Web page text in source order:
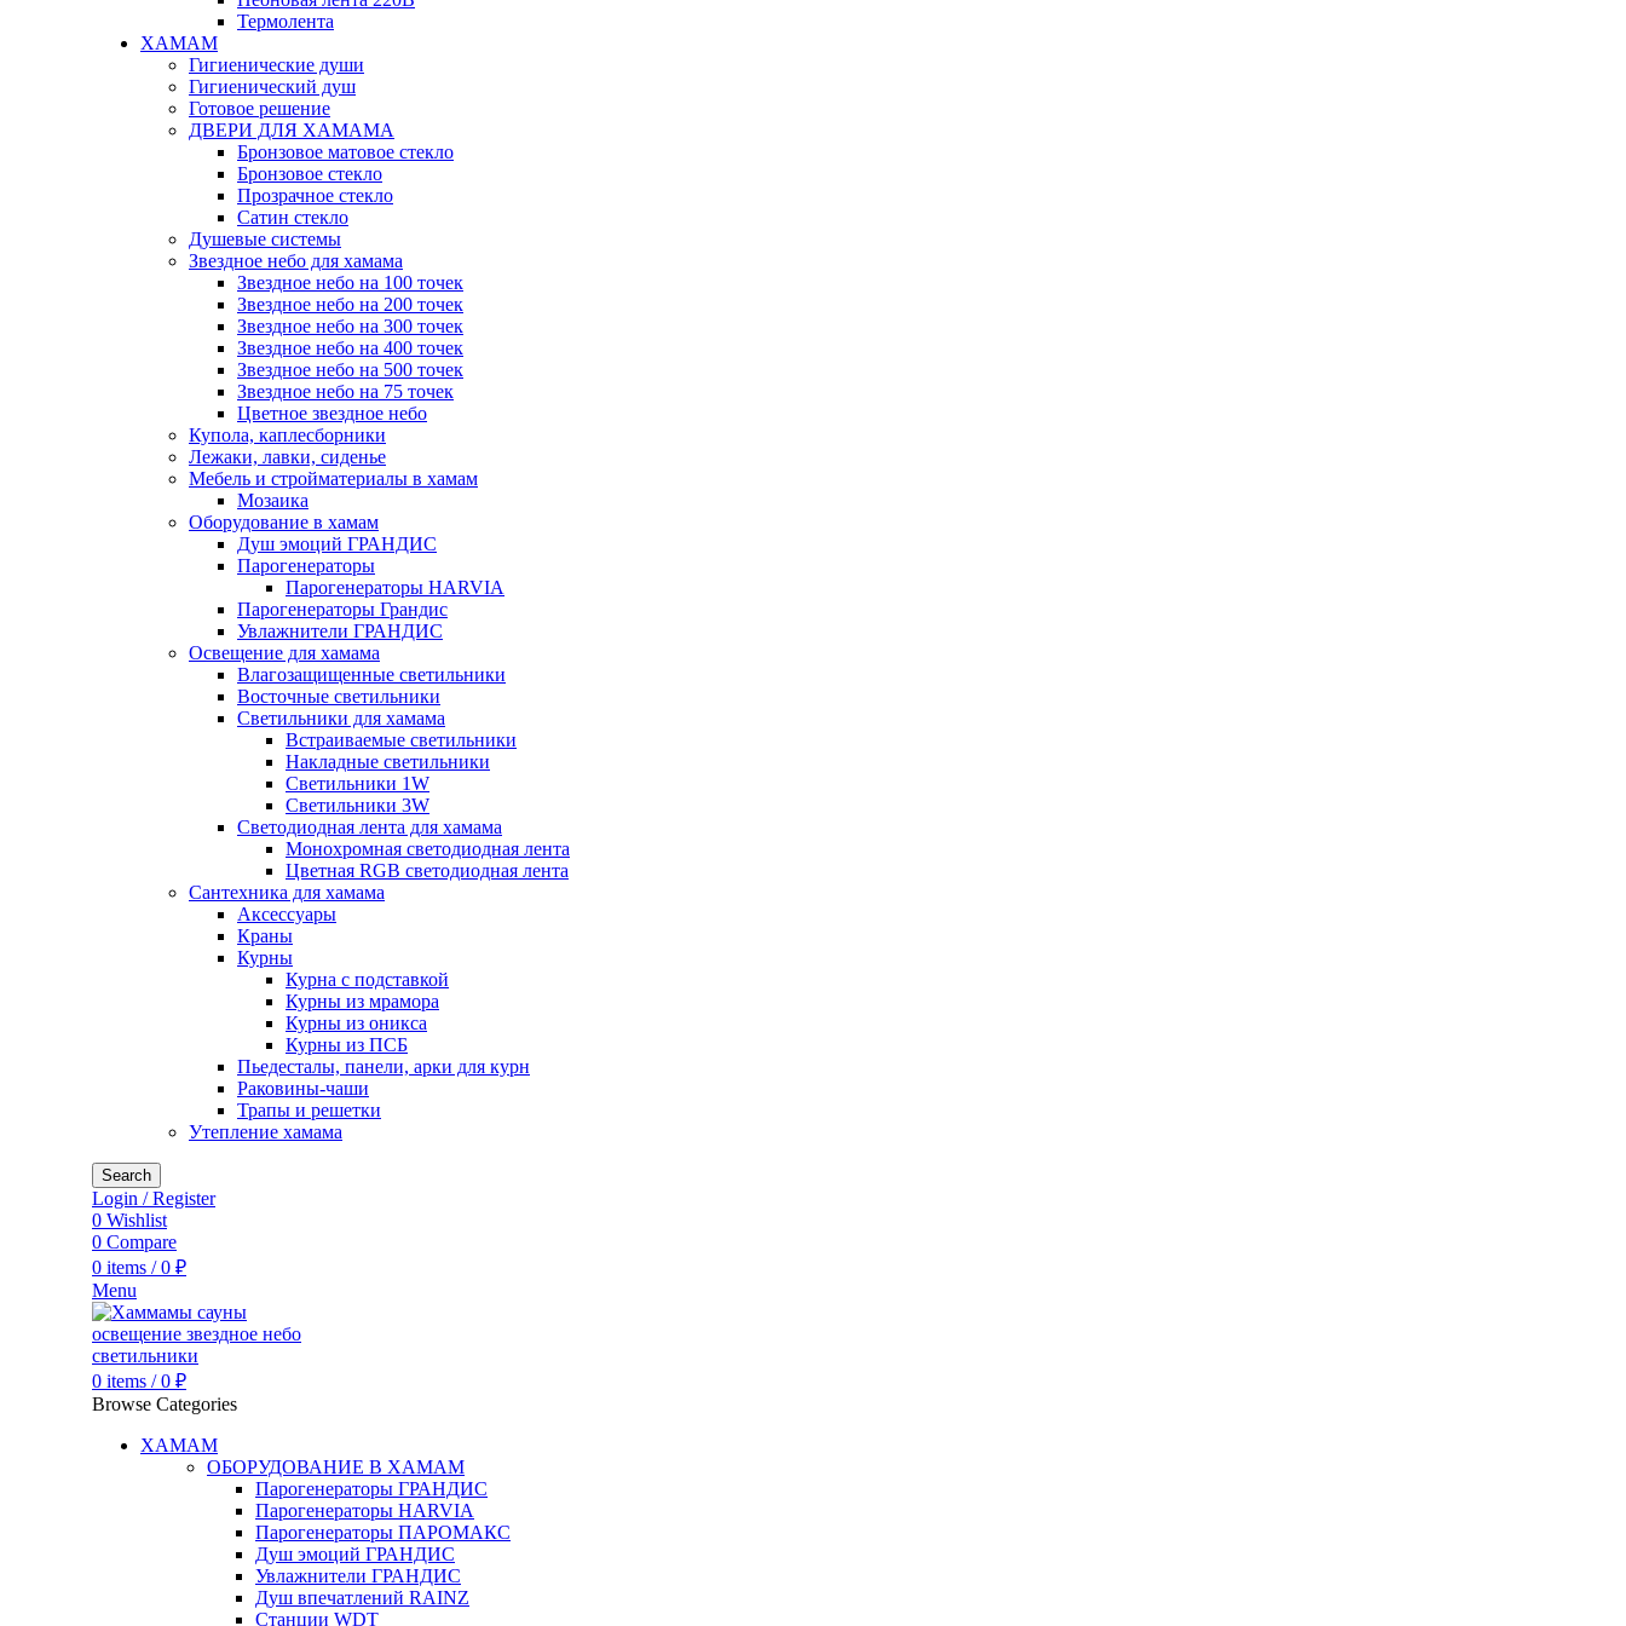
Термолента
ХАМАМ
Гигиенические души
Гигиенический душ
Готовое решение
ДВЕРИ ДЛЯ ХАМАМА
Бронзовое матовое стекло
Бронзовое стекло
Прозрачное стекло
Сатин стекло
Душевые системы
Звездное небо для хамама
Звездное небо на 100 точек
Звездное небо на 200 точек
Звездное небо на 300 точек
Звездное небо на 400 точек
Звездное небо на 500 точек
Звездное небо на 75 точек
Цветное звездное небо
Купола, каплесборники
Лежаки, лавки, сиденье
Мебель и стройматериалы в хамам
Мозаика
Оборудование в хамам
Душ эмоций ГРАНДИС
Парогенераторы
Парогенераторы HARVIA
Парогенераторы Грандис
Увлажнители ГРАНДИС
Освещение для хамама
Влагозащищенные светильники
Восточные светильники
Светильники для хамама
Встраиваемые светильники
Накладные светильники
Светильники 1W
Светильники 3W
Светодиодная лента для хамама
Монохромная светодиодная лента
Цветная RGB светодиодная лента
Сантехника для хамама
Аксессуары
Краны
Курны
Курна с подставкой
Курны из мрамора
Курны из оникса
Курны из ПСБ
Пьедесталы, панели, арки для курн
Раковины-чаши
Трапы и решетки
Утепление хамама
Search
Login / Register
0 Wishlist
0 Compare
0 items / 0 ₽
Menu
0 items / 0 ₽
Browse Categories
ХАМАМ
ОБОРУДОВАНИЕ В ХАМАМ
Парогенераторы ГРАНДИС
Парогенераторы HARVIA
Парогенераторы ПАРОМАКС
Душ эмоций ГРАНДИС
Увлажнители ГРАНДИС
Душ впечатлений RAINZ
Станции WDT